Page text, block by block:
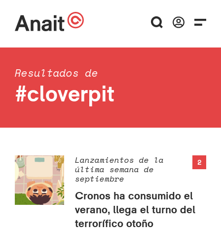
Resultados de
#cloverpit
2
Lanzamientos de la
última semana de
septiembre
Cronos ha consumido el
verano, llega el turno del
terrorífico otoño